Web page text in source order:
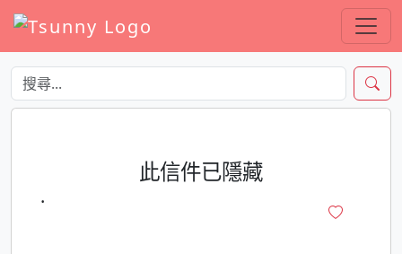
此信件已隱藏
·